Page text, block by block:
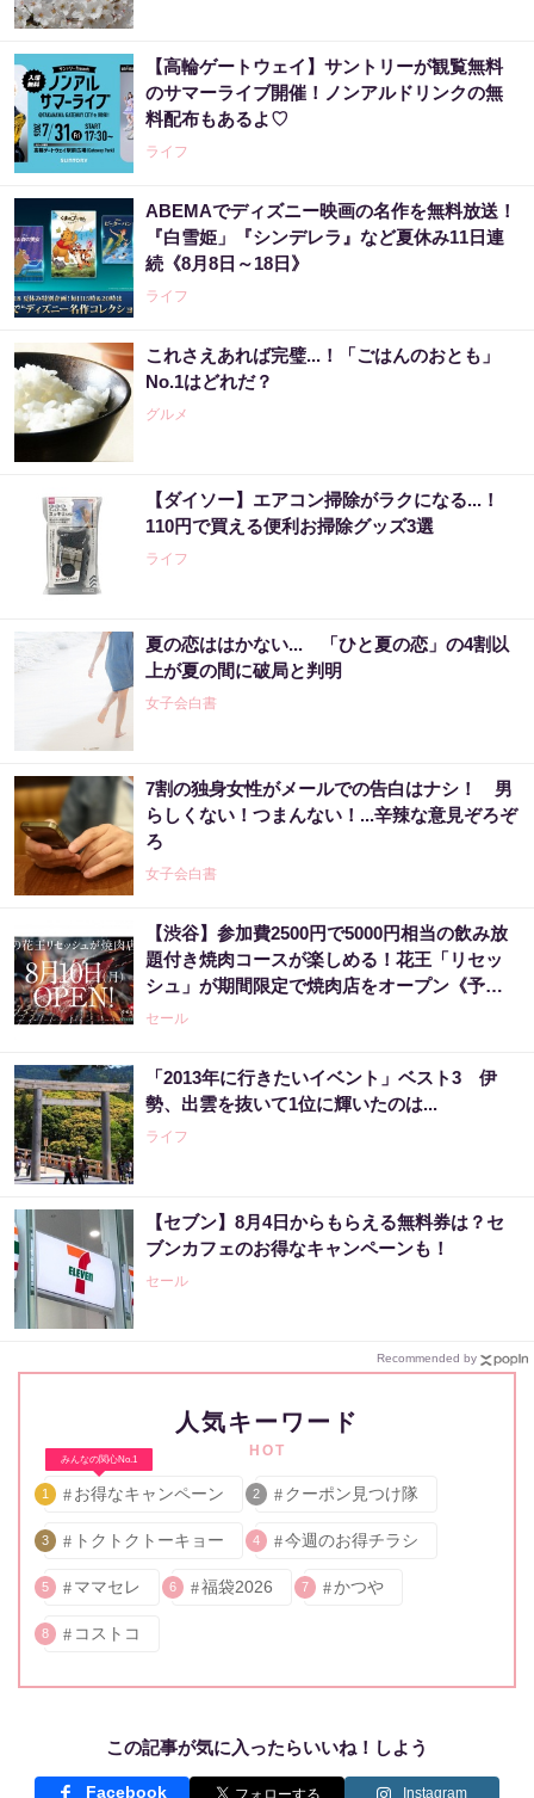
【高輪ゲートウェイ】サントリーが観覧無料
のサマーライブ開催！ノンアルドリンクの無
料配布もあるよ♡
ライフ
ABEMAでディズニー映画の名作を無料放送！
『白雪姫」『シンデレラ』など夏休み11日連
続《8月8日～18日》
ライフ
これさえあれば完璧...！「ごはんのおとも」
No.1はどれだ？
グルメ
【ダイソー】エアコン掃除がラクになる...！
110円で買える便利お掃除グッズ3選
ライフ
夏の恋ははかない... 「ひと夏の恋」の4割以
上が夏の間に破局と判明
女子会白書
7割の独身女性がメールでの告白はナシ！ 男
らしくない！つまんない！...辛辣な意見ぞろぞ
ろ
女子会白書
【渋谷】参加費2500円で5000円相当の飲み放
題付き焼肉コースが楽しめる！花王「リセッ
シュ」が期間限定で焼肉店をオープン《予約
受付中》
セール
「2013年に行きたいイベント」ベスト3 伊
勢、出雲を抜いて1位に輝いたのは...
ライフ
【セブン】8月4日からもらえる無料券は？セ
ブンカフェのお得なキャンペーンも！
セール
Recommended by
人気キーワード
HOT
みんなの関心No.1
1 お得なキャンペーン 2 クーポン見つけ隊
3 トクトクトーキョー 4 今週のお得チラシ
5 ママセレ 6 福袋2026 7 かつや
8 コストコ
この記事が気に入ったらいいね！しよう
Facebook Instagram